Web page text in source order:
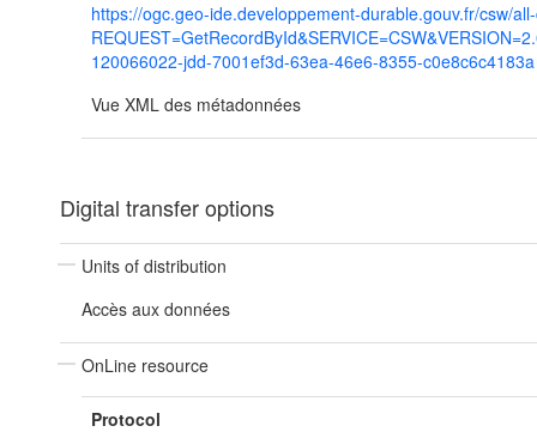
https://ogc.geo-ide.developpement-durable.gouv.fr/csw/
120066022-jdd-7001ef3d-63ea-46e6-8355-c0e8c6c4183a
Vue XML des métadonnées
Digital transfer options
Units of distribution
Accès aux données
OnLine resource
Protocol